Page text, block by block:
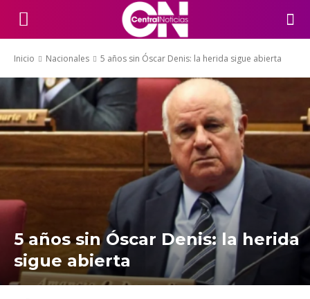
Inicio Nacionales 5 años sin Óscar Denis: la herida sigue abierta
5 años sin Óscar Denis: la herida
sigue abierta